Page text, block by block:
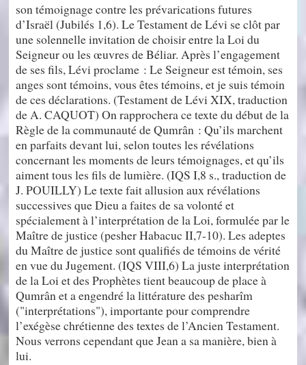
son témoignage contre les prévarications futures
d’Israël (Jubilés 1,6). Le Testament de Lévi se clôt par
une solennelle invitation de choisir entre la Loi du
Seigneur ou les œuvres de Béliar. Après l’engagement
de ses fils, Lévi proclame : Le Seigneur est témoin, ses
anges sont témoins, vous êtes témoins, et je suis témoin
de ces déclarations. (Testament de Lévi XIX, traduction
de A. CAQUOT) On rapprochera ce texte du début de la
Règle de la communauté de Qumrân : Qu’ils marchent
en parfaits devant lui, selon toutes les révélations
concernant les moments de leurs témoignages, et qu’ils
aiment tous les fils de lumière. (IQS I,8 s., traduction de
J. POUILLY) Le texte fait allusion aux révélations
successives que Dieu a faites de sa volonté et
spécialement à l’interprétation de la Loi, formulée par le
Maître de justice (pesher Habacuc II,7-10). Les adeptes
du Maître de justice sont qualifiés de témoins de vérité
en vue du Jugement. (IQS VIII,6) La juste interprétation
de la Loi et des Prophètes tient beaucoup de place à
Qumrân et a engendré la littérature des pesharîm
("interprétations"), importante pour comprendre
l’exégèse chrétienne des textes de l’Ancien Testament.
Nous verrons cependant que Jean a sa manière, bien à
lui.